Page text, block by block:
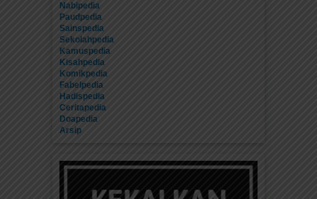
Nabipedia
Paudpedia
Sainspedia
Sekolahpedia
Kamuspedia
Kisahpedia
Komikpedia
Fabelpedia
Hadispedia
Ceritapedia
Doapedia
Arsip